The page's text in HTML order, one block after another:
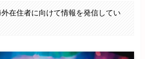
在住者に向けて情報を発信してい